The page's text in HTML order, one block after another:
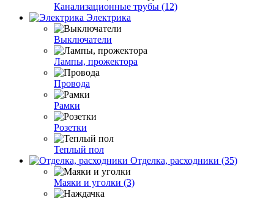
Канализационные трубы (12)
Электрика
Выключатели
Лампы, прожектора
Провода
Рамки
Розетки
Теплый пол
Отделка, расходники (35)
Маяки и уголки (3)